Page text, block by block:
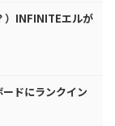
）INFINITEエルが
ドにランクイン